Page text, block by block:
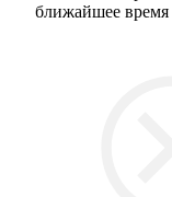
ближайшее время